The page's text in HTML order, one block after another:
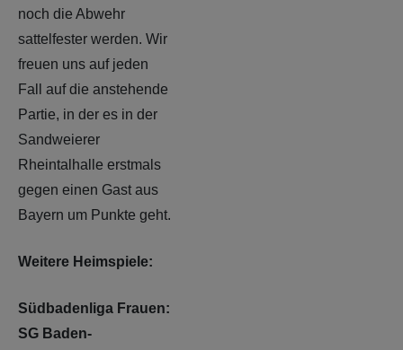
noch die Abwehr
sattelfester werden. Wir
freuen uns auf jeden
Fall auf die anstehende
Partie, in der es in der
Sandweierer
Rheintalhalle erstmals
gegen einen Gast aus
Bayern um Punkte geht.
Weitere Heimspiele:
Südbadenliga Frauen:
SG Baden-